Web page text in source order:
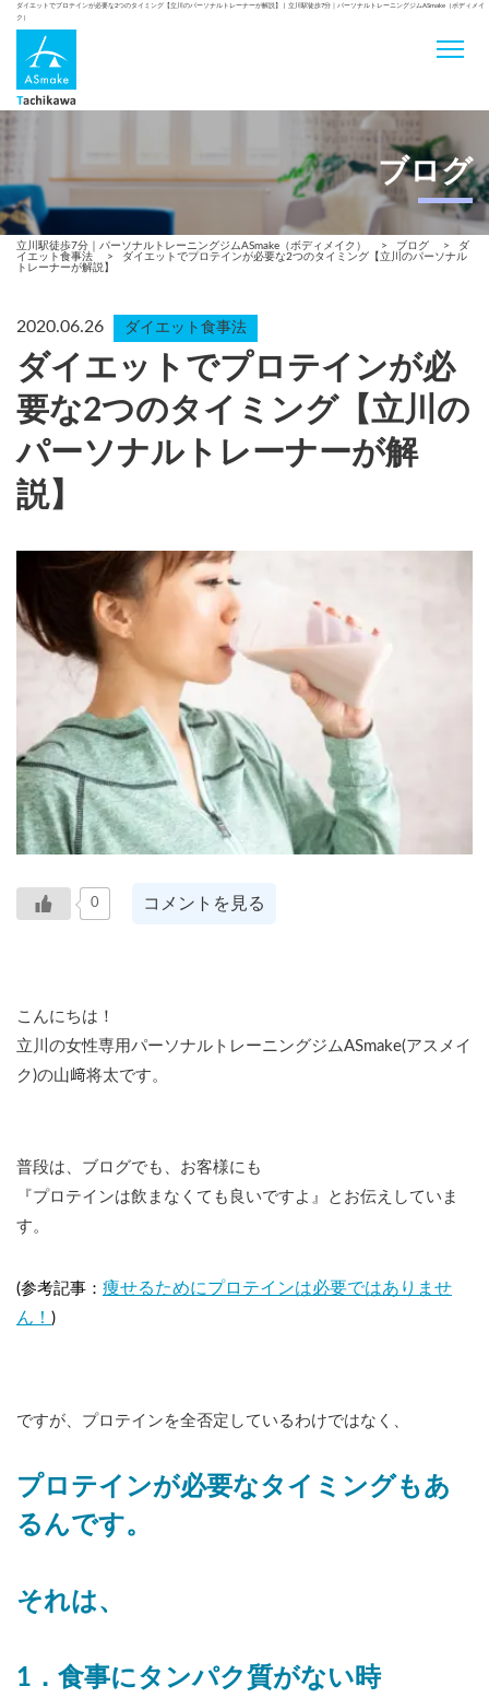
ダイエットでプロテインが必要な2つのタイミング【立川のパーソナルトレーナーが解説】 | 立川駅徒歩7分｜パーソナルトレーニングジムASmake（ボディメイ
ク）
ブログ
立川駅徒歩7分｜パーソナルトレーニングジムASmake（ボディメイク） > ブログ >
ダ
イエット食事法
>
ダイエットでプロテインが必要な2つのタイミング【立川のパーソナル
トレーナーが解説】
2020.06.26 ダイエット食事法
ダイエットでプロテインが必
要な2つのタイミング【立川の
パーソナルトレーナーが解
説】
0 コメントを見る
こんにちは！
立川の女性専用パーソナルトレーニングジムASmake(アスメイ
ク)の山﨑将太です。
普段は、ブログでも、お客様にも
『プロテインは飲まなくても良いですよ』とお伝えしていま
す。
(参考記事： 痩せるためにプロテインは必要ではありませ
ん！ )
ですが、プロテインを全否定しているわけではなく、
プロテインが必要なタイミングもあ
るんです。
それは、
1．食事にタンパク質がない時